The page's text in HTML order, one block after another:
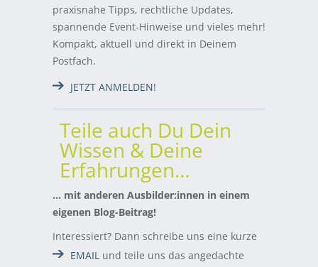
praxisnahe Tipps, rechtliche Updates,
spannende Event-Hinweise und vieles mehr!
Kompakt, aktuell und direkt in Deinem
Postfach.
JETZT ANMELDEN!
Teile auch Du Dein
Wissen & Deine
Erfahrungen…
… mit anderen Ausbilder:innen in einem
eigenen Blog-Beitrag!
Interessiert? Dann schreibe uns eine kurze
EMAIL und teile uns das angedachte